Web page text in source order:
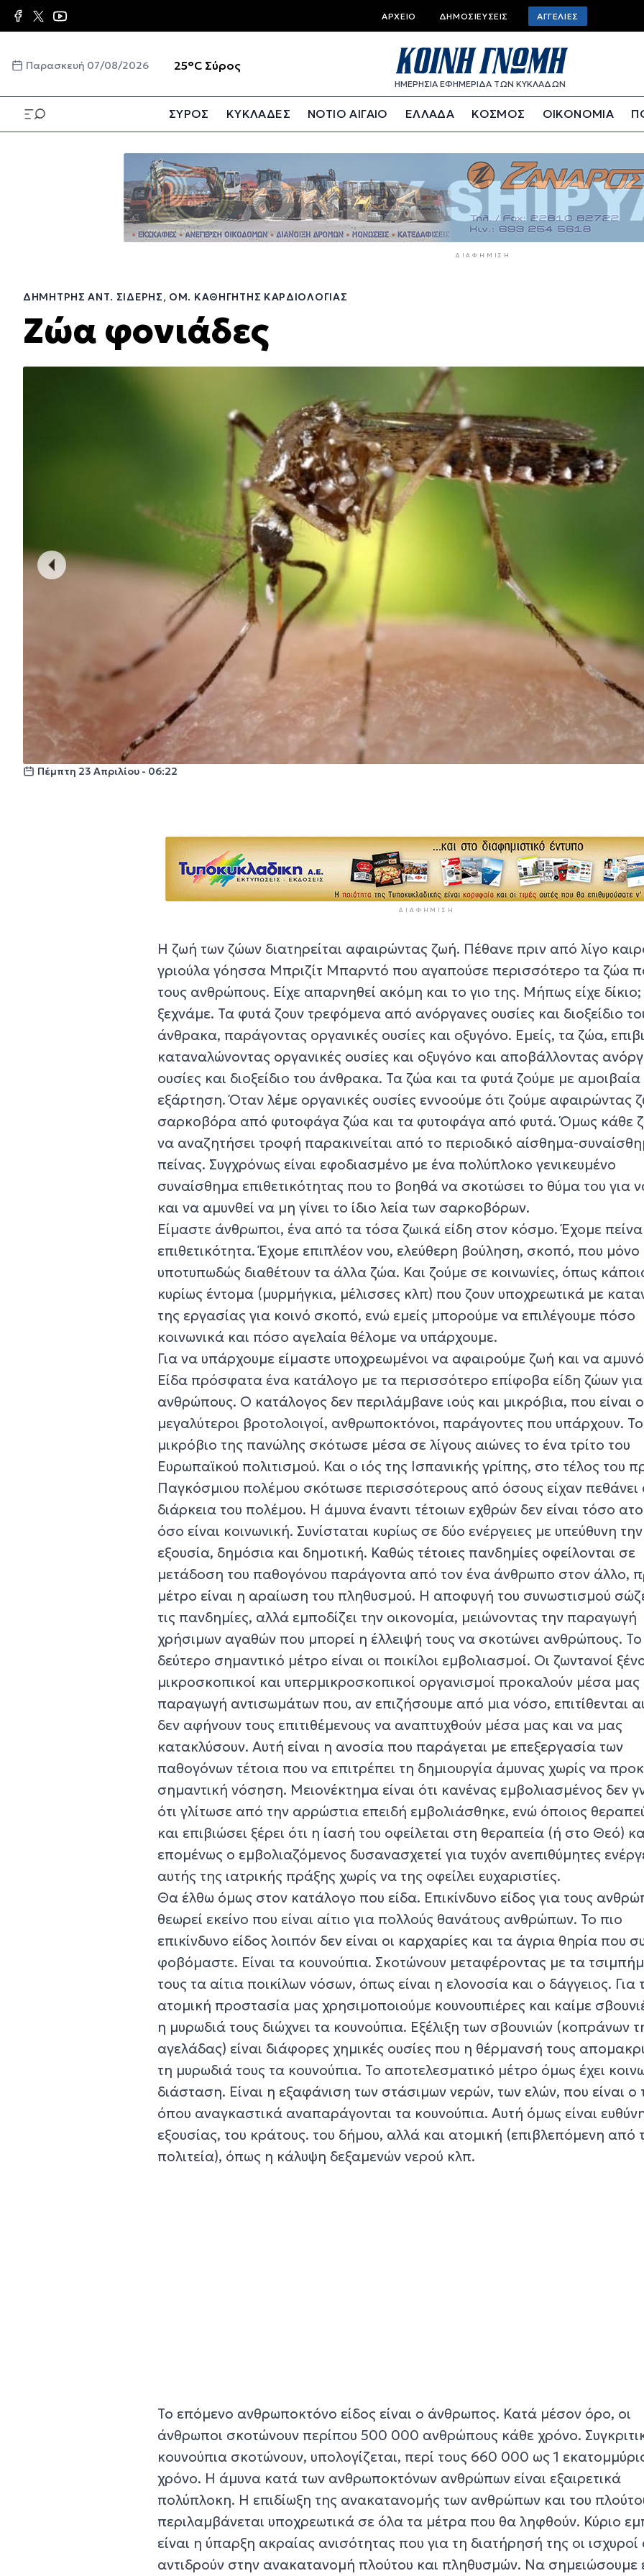
Παράκαμψη
προς
κυρίως
Top
bar
menu
ΑΡΧΕΊΟ ΔΗΜΟΣΙΕΎΣΕΙΣ ΑΓΓΕΛΊΕΣ
Παρασκευή 07/08/2026 25°C Σύρος
ΗΜΕΡΗΣΙΑ ΕΦΗΜΕΡΙΔΑ ΤΩΝ ΚΥΚΛΑΔΩΝ
ΣΥΡΟΣ ΚΥΚΛΑΔΕΣ ΝΟΤΙΟ ΑΙΓΑΙΟ ΕΛΛΑΔΑ ΚΟΣΜΟΣ ΟΙΚΟΝΟΜΙΑ
ΔΙΑΦΉΜΙΣΗ
ΔΗΜΉΤΡΗΣ ΑΝΤ. ΣΙΔΕΡΉΣ, ΟΜ. ΚΑΘΗΓΗΤΉΣ ΚΑΡΔΙΟΛΟΓΊΑΣ
Ζώα φονιάδες
Πέμπτη 23 Απριλίου - 06:22
ΔΙΑΦΉΜΙΣΗ
Η ζωή των ζώων διατηρείται αφαιρώντας ζωή. Πέθανε πριν από λίγο
γριούλα γόησσα Μπριζίτ Μπαρντό που αγαπούσε περισσότερο τα ζώα
τους ανθρώπους. Είχε απαρνηθεί ακόμη και το γιο της. Μήπως είχε
ξεχνάμε. Τα φυτά ζουν τρεφόμενα από ανόργανες ουσίες και διοξείδιο
άνθρακα, παράγοντας οργανικές ουσίες και οξυγόνο. Εμείς, τα ζώα,
καταναλώνοντας οργανικές ουσίες και οξυγόνο και αποβάλλοντας
ουσίες και διοξείδιο του άνθρακα. Τα ζώα και τα φυτά ζούμε με αμοιβαία
εξάρτηση. Όταν λέμε οργανικές ουσίες εννοούμε ότι ζούμε αφαιρώντας
σαρκοβόρα από φυτοφάγα ζώα και τα φυτοφάγα από φυτά. Όμως κάθε
να αναζητήσει τροφή παρακινείται από το περιοδικό αίσθημα-
πείνας. Συγχρόνως είναι εφοδιασμένο με ένα πολύπλοκο γενικευμένο
συναίσθημα επιθετικότητας που το βοηθά να σκοτώσει το θύμα του για
και να αμυνθεί να μη γίνει το ίδιο λεία των σαρκοβόρων.
Είμαστε άνθρωποι, ένα από τα τόσα ζωικά είδη στον κόσμο. Έχομε πείνα
επιθετικότητα. Έχομε επιπλέον νου, ελεύθερη βούληση, σκοπό, που μόνο
υποτυπωδώς διαθέτουν τα άλλα ζώα. Και ζούμε σε κοινωνίες, όπως
κυρίως έντομα (μυρμήγκια, μέλισσες κλπ) που ζουν υποχρεωτικά με
της εργασίας για κοινό σκοπό, ενώ εμείς μπορούμε να επιλέγουμε πόσο
κοινωνικά και πόσο αγελαία θέλομε να υπάρχουμε.
Για να υπάρχουμε είμαστε υποχρεωμένοι να αφαιρούμε ζωή και να
Είδα πρόσφατα ένα κατάλογο με τα περισσότερο επίφοβα είδη ζώων για
ανθρώπους. Ο κατάλογος δεν περιλάμβανε ιούς και μικρόβια, που είναι
μεγαλύτεροι βροτολοιγοί, ανθρωποκτόνοι, παράγοντες που υπάρχουν. Το
μικρόβιο της πανώλης σκότωσε μέσα σε λίγους αιώνες το ένα τρίτο του
Ευρωπαϊκού πολιτισμού. Και ο ιός της Ισπανικής γρίπης, στο τέλος του
Παγκόσμιου πολέμου σκότωσε περισσότερους από όσους είχαν πεθάνει
διάρκεια του πολέμου. Η άμυνα έναντι τέτοιων εχθρών δεν είναι τόσο
όσο είναι κοινωνική. Συνίσταται κυρίως σε δύο ενέργειες με υπεύθυνη την
εξουσία, δημόσια και δημοτική. Καθώς τέτοιες πανδημίες οφείλονται σε
μετάδοση του παθογόνου παράγοντα από τον ένα άνθρωπο στον άλλο,
μέτρο είναι η αραίωση του πληθυσμού. Η αποφυγή του συνωστισμού
τις πανδημίες, αλλά εμποδίζει την οικονομία, μειώνοντας την παραγωγή
χρήσιμων αγαθών που μπορεί η έλλειψή τους να σκοτώνει ανθρώπους. Το
δεύτερο σημαντικό μέτρο είναι οι ποικίλοι εμβολιασμοί. Οι ζωντανοί
μικροσκοπικοί και υπερμικροσκοπικοί οργανισμοί προκαλούν μέσα μας
παραγωγή αντισωμάτων που, αν επιζήσουμε από μια νόσο, επιτίθενται
δεν αφήνουν τους επιτιθέμενους να αναπτυχθούν μέσα μας και να μας
κατακλύσουν. Αυτή είναι η ανοσία που παράγεται με επεξεργασία των
παθογόνων τέτοια που να επιτρέπει τη δημιουργία άμυνας χωρίς να
σημαντική νόσηση. Μειονέκτημα είναι ότι κανένας εμβολιασμένος δεν
ότι γλίτωσε από την αρρώστια επειδή εμβολιάσθηκε, ενώ όποιος
και επιβιώσει ξέρει ότι η ίασή του οφείλεται στη θεραπεία (ή στο Θεό)
επομένως ο εμβολιαζόμενος δυσανασχετεί για τυχόν ανεπιθύμητες
αυτής της ιατρικής πράξης χωρίς να της οφείλει ευχαριστίες.
Θα έλθω όμως στον κατάλογο που είδα. Επικίνδυνο είδος για τους
θεωρεί εκείνο που είναι αίτιο για πολλούς θανάτους ανθρώπων. Το πιο
επικίνδυνο είδος λοιπόν δεν είναι οι καρχαρίες και τα άγρια θηρία που
φοβόμαστε. Είναι τα κουνούπια. Σκοτώνουν μεταφέροντας με τα
τους τα αίτια ποικίλων νόσων, όπως είναι η ελονοσία και ο δάγγειος. Για
ατομική προστασία μας χρησιμοποιούμε κουνουπιέρες και καίμε
η μυρωδιά τους διώχνει τα κουνούπια. Εξέλιξη των σβουνιών (κοπράνων
αγελάδας) είναι διάφορες χημικές ουσίες που η θέρμανσή τους
τη μυρωδιά τους τα κουνούπια. Το αποτελεσματικό μέτρο όμως έχει
διάσταση. Είναι η εξαφάνιση των στάσιμων νερών, των ελών, που είναι ο
όπου αναγκαστικά αναπαράγονται τα κουνούπια. Αυτή όμως είναι
εξουσίας, του κράτους. του δήμου, αλλά και ατομική (επιβλεπόμενη από
πολιτεία), όπως η κάλυψη δεξαμενών νερού κλπ.
Το επόμενο ανθρωποκτόνο είδος είναι ο άνθρωπος. Κατά μέσον όρο, οι
άνθρωποι σκοτώνουν περίπου 500 000 ανθρώπους κάθε χρόνο.
κουνούπια σκοτώνουν, υπολογίζεται, περί τους 660 000 ως 1
χρόνο. Η άμυνα κατά των ανθρωποκτόνων ανθρώπων είναι εξαιρετικά
πολύπλοκη. Η επιδίωξη της ανακατανομής των ανθρώπων και του
περιλαμβάνεται υποχρεωτικά σε όλα τα μέτρα που θα ληφθούν. Κύριο
είναι η ύπαρξη ακραίας ανισότητας που για τη διατήρησή της οι ισχυροί
αντιδρούν στην ανακατανομή πλούτου και πληθυσμών. Να σημειώσουμε